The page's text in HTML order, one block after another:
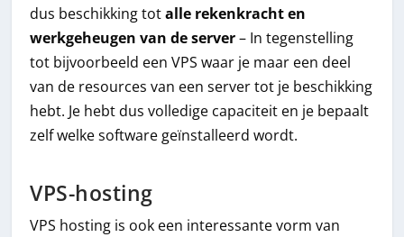
dus beschikking totalle rekenkracht en
werkgeheugen van de server– In tegenstelling
tot bijvoorbeeld een VPS waar je maar een deel
van de resources van een server tot je beschikking
hebt. Je hebt dus volledige capaciteit en je bepaalt
zelf welke software geïnstalleerd wordt.
VPS-hosting
VPS hosting is ook een interessante vorm van